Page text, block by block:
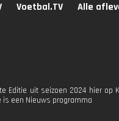
Voetbal.TV Alle
Editie uit seizoen 2024 hier op
is een Nieuws programma